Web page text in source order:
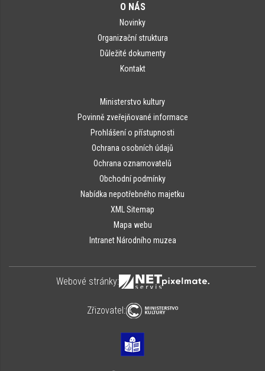
O NÁS
Novinky
Organizační struktura
Důležité dokumenty
Kontakt
Ministerstvo kultury
Povinně zveřejňované informace
Prohlášení o přístupnosti
Ochrana osobních údajů
Ochrana oznamovatelů
Obchodní podmínky
Nabídka nepotřebného majetku
XML Sitemap
Mapa webu
Intranet Národního muzea
Webové stránky:
Zřizovatel: